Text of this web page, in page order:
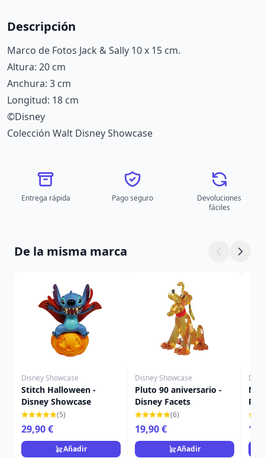
Descripción
Marco de Fotos Jack & Sally 10 x 15 cm.
Altura: 20 cm
Anchura: 3 cm
Longitud: 18 cm
©Disney
Colección Walt Disney Showcase
Entrega rápida Pago seguro
Devoluciones
fáciles
De la misma marca
Disney Showcase
Stitch Halloween -
Disney Showcase
(5)
29,90 €
Añadir
Disney Showcase
Pluto 90 aniversario -
Disney Facets
(6)
19,90 €
Añadir